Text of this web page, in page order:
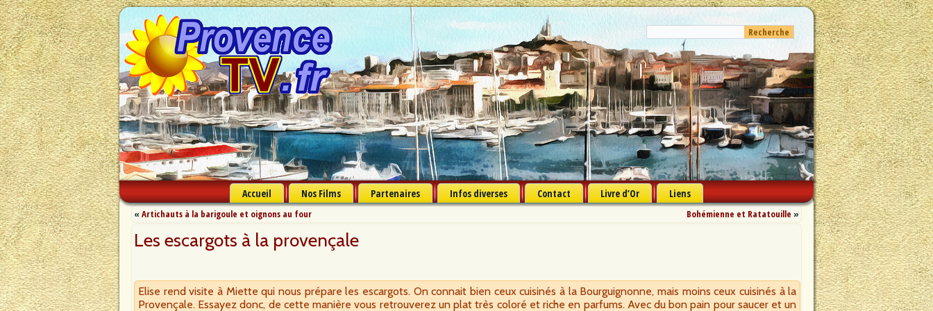
Accueil Nos Films Partenaires Infos diverses Contact Livre d’Or Liens
« Artichauts à la barigoule et oignons au four Bohémienne et Ratatouille »
Les escargots à la provençale
Elise rend visite à Miette qui nous prépare les escargots. On connait bien ceux cuisinés à la Bourguignonne, mais moins ceux cuisinés à la
Provençale. Essayez donc, de cette manière vous retrouverez un plat très coloré et riche en parfums. Avec du bon pain pour saucer et un